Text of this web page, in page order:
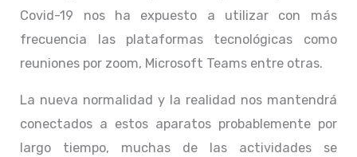
Covid-19 nos ha expuesto a utilizar con más
frecuencia las plataformas tecnológicas como
reuniones por zoom, Microsoft Teams entre otras.
La nueva normalidad y la realidad nos mantendrá
conectados a estos aparatos probablemente por
largo tiempo, muchas de las actividades se